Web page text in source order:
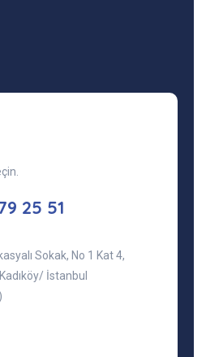
25 51
Sokak, No 1 Kat 4,
İstanbul